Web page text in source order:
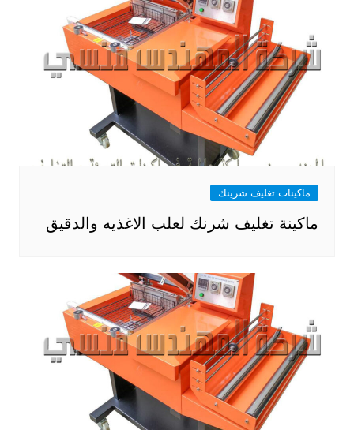
ماكينات تغليف شرينك
ماكينة تغليف شرنك لعلب الاغذيه والدقيق